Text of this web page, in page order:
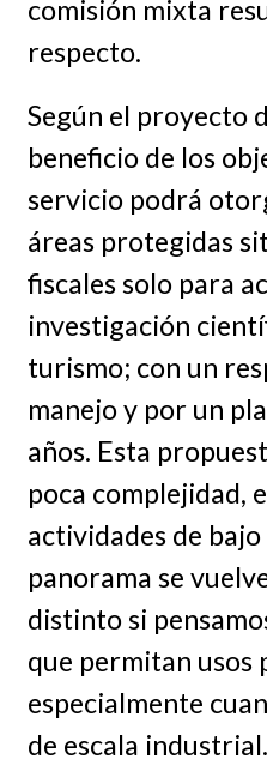
comisión mixta
respecto.
Según el proyecto
beneficio de los
servicio podrá
áreas protegidas
fiscales solo para
investigación
turismo; con un
manejo y por un
años. Esta
poca complejidad,
actividades de
panorama se
distinto si
que permitan usos
especialmente
de escala